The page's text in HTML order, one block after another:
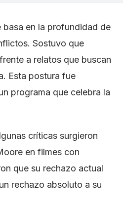
en la profundidad de
Sostuvo que
a relatos que buscan
Esta postura fue
programa que celebra la
críticas surgieron
en filmes con
que su rechazo actual
rechazo absoluto a su